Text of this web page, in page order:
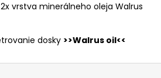
2x vrstva minerálneho oleja Walrus
dosky >>Walrus oil<<